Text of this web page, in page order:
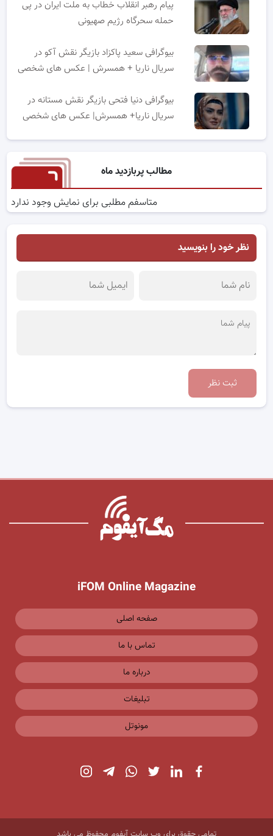
پیام رهبر انقلاب خطاب به ملت ایران در پی
حمله سحرگاه رژیم صهیونی
بیوگرافی سعید پاکزاد بازیگر نقش آکو در
سریال ناریا + همسرش | عکس های شخصی
بیوگرافی دنیا فتحی بازیگر نقش مستانه در
سریال ناریا+ همسرش| عکس های شخصی
مطالب پربازدید ماه
متاسفم مطلبی برای نمایش وجود ندارد
نظر خود را بنویسید
ثبت نظر
iFOM Online Magazine
صفحه اصلی
تماس با ما
درباره ما
تبلیغات
مونوتل